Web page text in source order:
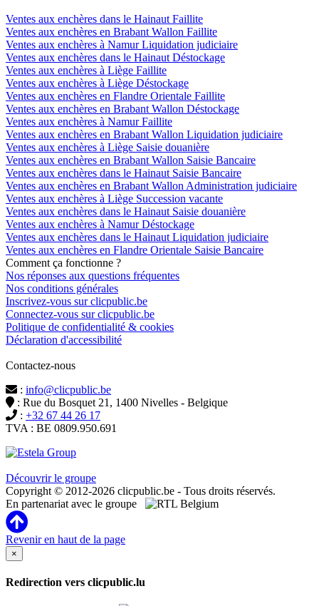
Ventes aux enchères dans le Hainaut Faillite
Ventes aux enchères en Brabant Wallon Faillite
Ventes aux enchères à Namur Liquidation judiciaire
Ventes aux enchères dans le Hainaut Déstockage
Ventes aux enchères à Liège Faillite
Ventes aux enchères à Liège Déstockage
Ventes aux enchères en Flandre Orientale Faillite
Ventes aux enchères en Brabant Wallon Déstockage
Ventes aux enchères à Namur Faillite
Ventes aux enchères en Brabant Wallon Liquidation judiciaire
Ventes aux enchères à Liège Saisie douanière
Ventes aux enchères en Brabant Wallon Saisie Bancaire
Ventes aux enchères dans le Hainaut Saisie Bancaire
Ventes aux enchères en Brabant Wallon Administration judiciaire
Ventes aux enchères à Liège Succession vacante
Ventes aux enchères dans le Hainaut Saisie douanière
Ventes aux enchères à Namur Déstockage
Ventes aux enchères dans le Hainaut Liquidation judiciaire
Ventes aux enchères en Flandre Orientale Saisie Bancaire
Comment ça fonctionne ?
Nos réponses aux questions fréquentes
Nos conditions générales
Inscrivez-vous sur clicpublic.be
Connectez-vous sur clicpublic.be
Politique de confidentialité & cookies
Déclaration d'accessibilité
Contactez-nous
: info@clicpublic.be
: Rue du Bosquet 21, 1400 Nivelles - Belgique
: +32 67 44 26 17
TVA : BE 0809.950.691
Découvrir le groupe
Copyright © 2012-2026 clicpublic.be - Tous droits réservés.
En partenariat avec le groupe
Revenir en haut de la page
×
Redirection vers clicpublic.lu